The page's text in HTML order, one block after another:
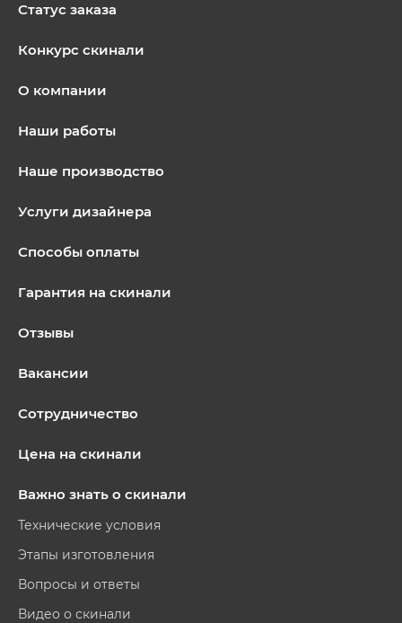
Статус заказа
Конкурс скинали
О компании
Наши работы
Наше производство
Услуги дизайнера
Способы оплаты
Гарантия на скинали
Отзывы
Вакансии
Сотрудничество
Цена на скинали
Важно знать о скинали
Технические условия
Этапы изготовления
Вопросы и ответы
Видео о скинали